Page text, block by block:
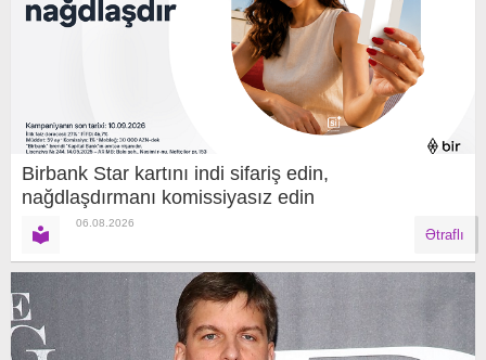
Birbank Star kartını indi sifariş edin,
nağdlaşdırmanı komissiyasız edin
06.08.2026
Ətraflı